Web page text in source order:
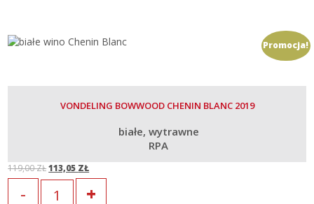
Promocja!
VONDELING BOWWOOD CHENIN BLANC 2019
białe wytrawne
RPA
119,00ZŁ
Original
113,05 ZŁ
Current